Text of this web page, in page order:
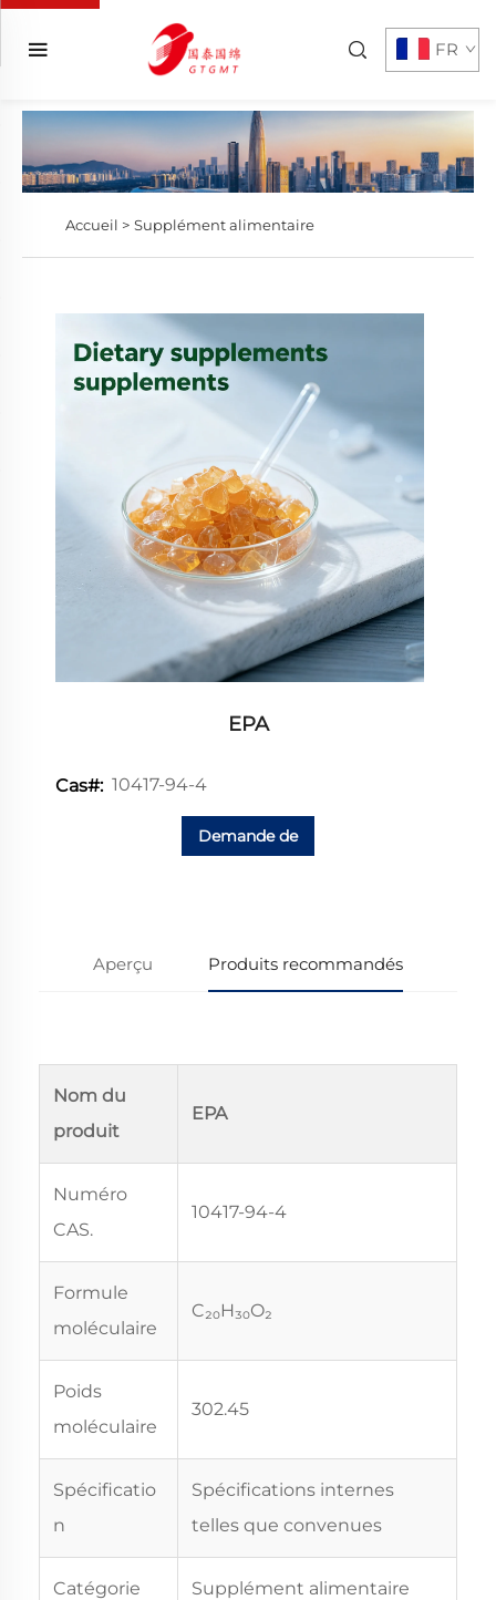
FR
Accueil > Supplément alimentaire
EPA
Cas#: 10417-94-4
Demande de
Aperçu Produits recommandés
Nom du
produit
EPA
Numéro
CAS.
10417-94-4
Formule
moléculaire
C₂₀H₃₀O₂
Poids
moléculaire
302.45
Spécificatio
n
Spécifications internes
telles que convenues
Catégorie Supplément alimentaire